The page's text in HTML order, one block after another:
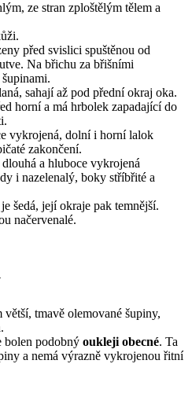
ze stran zploštělým tělem a
před svislici spuštěnou od
Na břichu za břišními
sahají až pod přední okraj oka.
horní a má hrbolek zapadající do
vykrojená, dolní i horní lalok
zakončení.
a hluboce vykrojená
i nazelenalý, boky stříbřité a
šedá, její okraje pak temnější.
načervenalé.
tmavě olemované šupiny,
bolen podobný oukleji obecné. Ta
a nemá výrazně vykrojenou řitní